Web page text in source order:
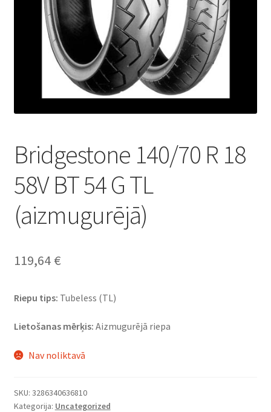
Bridgestone 140/70 R 18
58V BT 54 G TL
(aizmugurējā)
119,64 €
Riepu tips: Tubeless (TL)
Lietošanas mērķis: Aizmugurējā riepa
Nav noliktavā
SKU: 3286340636810
Kategorija: Uncategorized